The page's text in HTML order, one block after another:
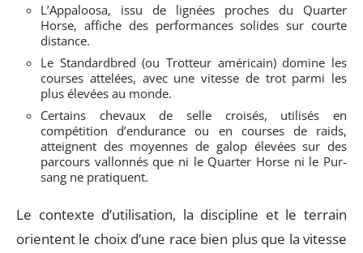
L’Appaloosa, issu de lignées proches du Quarter
Horse, affiche des performances solides sur courte
distance.
Le Standardbred (ou Trotteur américain) domine les
courses attelées, avec une vitesse de trot parmi les
plus élevées au monde.
Certains chevaux de selle croisés, utilisés en
compétition d’endurance ou en courses de raids,
atteignent des moyennes de galop élevées sur des
parcours vallonnés que ni le Quarter Horse ni le Pur-
sang ne pratiquent.
Le contexte d’utilisation, la discipline et le terrain
orientent le choix d’une race bien plus que la vitesse